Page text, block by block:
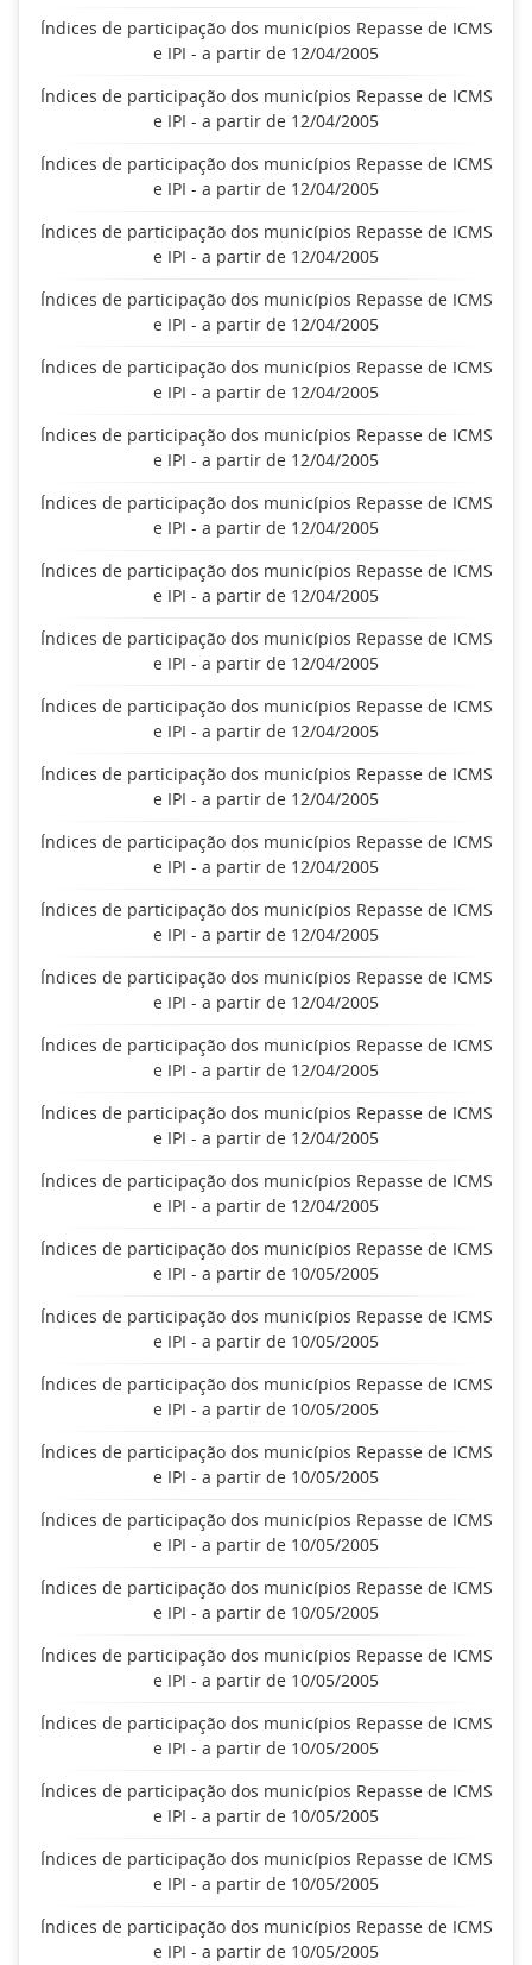
Índices de participação dos municípios Repasse de ICMS
e IPI - a partir de 12/04/2005
Índices de participação dos municípios Repasse de ICMS
e IPI - a partir de 12/04/2005
Índices de participação dos municípios Repasse de ICMS
e IPI - a partir de 12/04/2005
Índices de participação dos municípios Repasse de ICMS
e IPI - a partir de 12/04/2005
Índices de participação dos municípios Repasse de ICMS
e IPI - a partir de 12/04/2005
Índices de participação dos municípios Repasse de ICMS
e IPI - a partir de 12/04/2005
Índices de participação dos municípios Repasse de ICMS
e IPI - a partir de 12/04/2005
Índices de participação dos municípios Repasse de ICMS
e IPI - a partir de 12/04/2005
Índices de participação dos municípios Repasse de ICMS
e IPI - a partir de 12/04/2005
Índices de participação dos municípios Repasse de ICMS
e IPI - a partir de 12/04/2005
Índices de participação dos municípios Repasse de ICMS
e IPI - a partir de 12/04/2005
Índices de participação dos municípios Repasse de ICMS
e IPI - a partir de 12/04/2005
Índices de participação dos municípios Repasse de ICMS
e IPI - a partir de 12/04/2005
Índices de participação dos municípios Repasse de ICMS
e IPI - a partir de 12/04/2005
Índices de participação dos municípios Repasse de ICMS
e IPI - a partir de 12/04/2005
Índices de participação dos municípios Repasse de ICMS
e IPI - a partir de 12/04/2005
Índices de participação dos municípios Repasse de ICMS
e IPI - a partir de 12/04/2005
Índices de participação dos municípios Repasse de ICMS
e IPI - a partir de 12/04/2005
Índices de participação dos municípios Repasse de ICMS
e IPI - a partir de 10/05/2005
Índices de participação dos municípios Repasse de ICMS
e IPI - a partir de 10/05/2005
Índices de participação dos municípios Repasse de ICMS
e IPI - a partir de 10/05/2005
Índices de participação dos municípios Repasse de ICMS
e IPI - a partir de 10/05/2005
Índices de participação dos municípios Repasse de ICMS
e IPI - a partir de 10/05/2005
Índices de participação dos municípios Repasse de ICMS
e IPI - a partir de 10/05/2005
Índices de participação dos municípios Repasse de ICMS
e IPI - a partir de 10/05/2005
Índices de participação dos municípios Repasse de ICMS
e IPI - a partir de 10/05/2005
Índices de participação dos municípios Repasse de ICMS
e IPI - a partir de 10/05/2005
Índices de participação dos municípios Repasse de ICMS
e IPI - a partir de 10/05/2005
Índices de participação dos municípios Repasse de ICMS
e IPI - a partir de 10/05/2005